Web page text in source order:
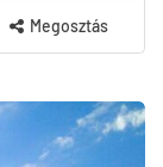
Megosztás